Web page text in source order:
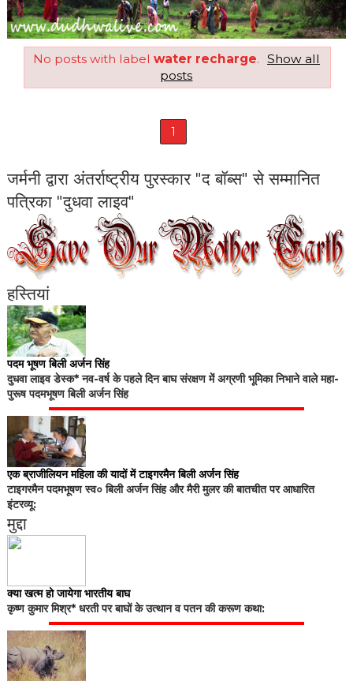
No posts with label water recharge. Show all
posts
1
जर्मनी द्वारा अंतर्राष्ट्रीय पुरस्कार "द बॉब्स" से सम्मानित
पत्रिका "दुधवा लाइव"
हस्तियां
पदम भूषण बिली अर्जन सिंह
दुधवा लाइव डेस्क* नव-वर्ष के पहले दिन बाघ संरक्षण में अग्रणी भूमिका निभाने वाले महा-
पुरूष पदमभूषण बिली अर्जन सिंह
एक ब्राजीलियन महिला की यादों में टाइगरमैन बिली अर्जन सिंह
टाइगरमैन पदमभूषण स्व० बिली अर्जन सिंह और मैरी मुलर की बातचीत पर आधारित
इंटरव्यू:
मुद्दा
क्या खत्म हो जायेगा भारतीय बाघ
कृष्ण कुमार मिश्र* धरती पर बाघों के उत्थान व पतन की करूण कथा: